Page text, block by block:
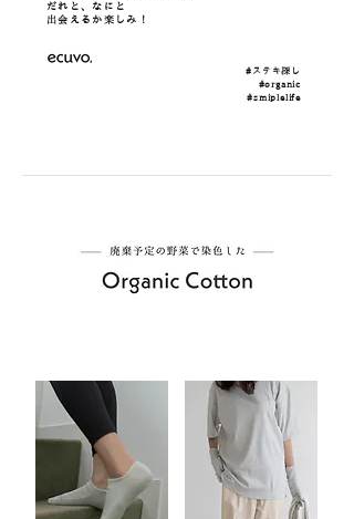
だれと、なにと
出会えるか楽しみ！
#ステキ探し
#organic
#smiplelife